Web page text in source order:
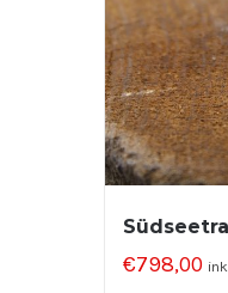
€798,00